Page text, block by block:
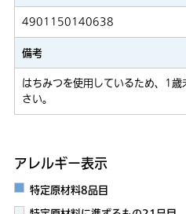
4901150140638
備考
はちみつを使用しているため、1
さい。
アレルギー表示
特定原材料8品目